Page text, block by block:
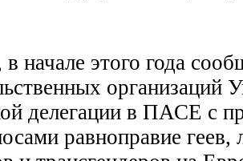
начале этого года
организаций
делегации в ПАСЕ с
равноправие геев,